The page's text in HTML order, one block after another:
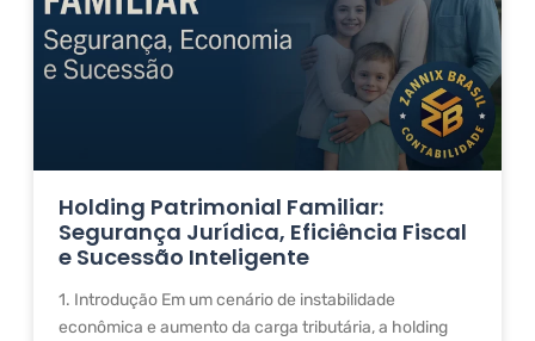
Holding Patrimonial Familiar:
Segurança Jurídica, Eficiência Fiscal
e Sucessão Inteligente
1. Introdução Em um cenário de instabilidade
econômica e aumento da carga tributária, a holding